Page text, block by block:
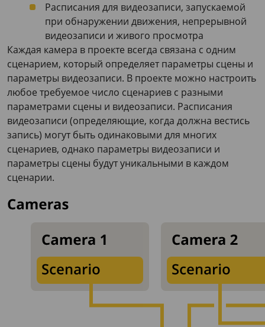
Расписания для видеозаписи, запускаемой
при обнаружении движения, непрерывной
видеозаписи и живого просмотра
Каждая камера в проекте всегда связана с одним
сценарием, который определяет параметры сцены и
параметры видеозаписи. В проекте можно настроить
любое требуемое число сценариев с разными
параметрами сцены и видеозаписи. Расписания
видеозаписи (определяющие, когда должна вестись
запись) могут быть одинаковыми для многих
сценариев, однако параметры видеозаписи и
параметры сцены будут уникальными в каждом
сценарии.